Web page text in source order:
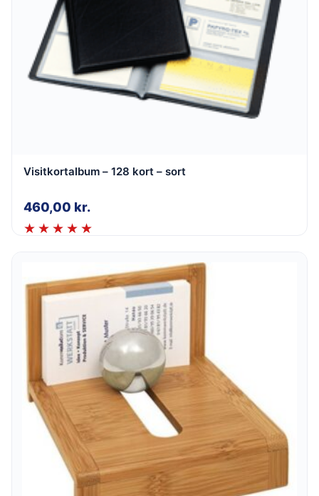
Visitkortalbum – 128 kort – sort
460,00 kr.